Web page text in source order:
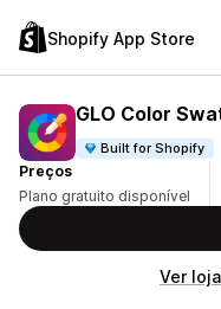
Shopify App Store
GLO Color
Built for Shopify
Preços
Plano gratuito disponível
Ver